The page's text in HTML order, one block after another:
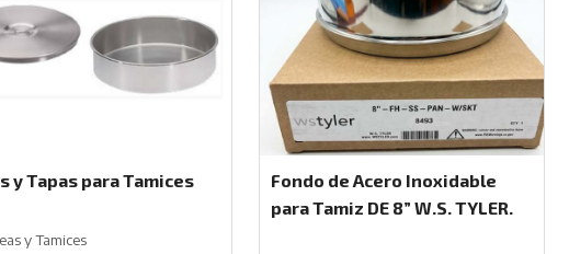
y Tapas para Tamices
y Tamices
Fondo de Acero Inoxidable
para Tamiz DE 8” W.S. TYLER.